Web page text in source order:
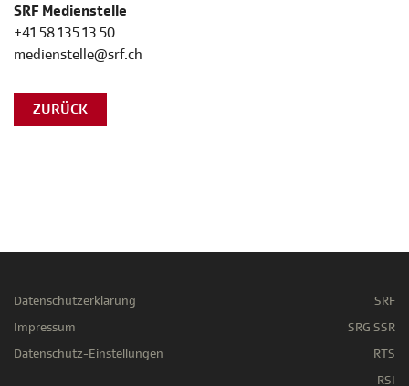
SRF Medienstelle
+41 58 135 13 50
medienstelle@srf.ch
ZURÜCK
Datenschutzerklärung
Impressum
Datenschutz-Einstellungen
SRF
SRG SSR
RTS
RSI